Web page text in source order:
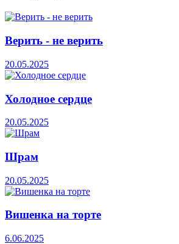
Верить - не верить
20.05.2025
Холодное сердце
20.05.2025
Шрам
20.05.2025
Вишенка на торте
6.06.2025